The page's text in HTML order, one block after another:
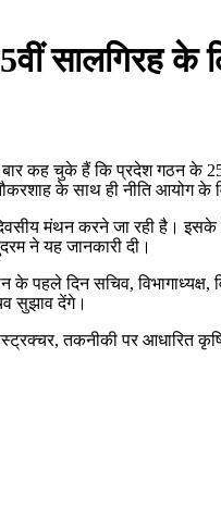
सालगिरह के
कह चुके हैं कि प्रदेश गठन के
के साथ ही नीति आयोग के
मंथन करने जा रही है। इसके
ने यह जानकारी दी।
के पहले दिन सचिव,
सुझाव देंगे।
तकनीकी पर आधारित